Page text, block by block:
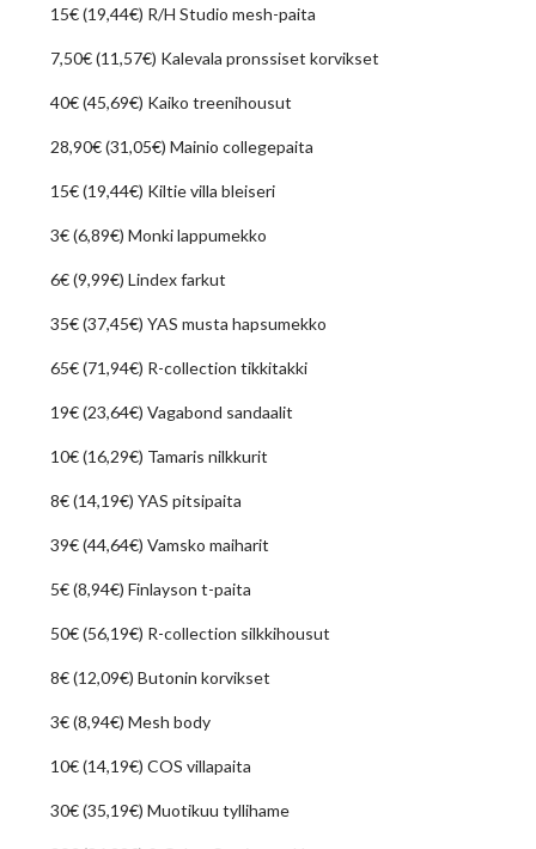
15€ (19,44€) R/H Studio mesh-paita
7,50€ (11,57€) Kalevala pronssiset korvikset
40€ (45,69€) Kaiko treenihousut
28,90€ (31,05€) Mainio collegepaita
15€ (19,44€) Kiltie villa bleiseri
3€ (6,89€) Monki lappumekko
6€ (9,99€) Lindex farkut
35€ (37,45€) YAS musta hapsumekko
65€ (71,94€) R-collection tikkitakki
19€ (23,64€) Vagabond sandaalit
10€ (16,29€) Tamaris nilkkurit
8€ (14,19€) YAS pitsipaita
39€ (44,64€) Vamsko maiharit
5€ (8,94€) Finlayson t-paita
50€ (56,19€) R-collection silkkihousut
8€ (12,09€) Butonin korvikset
3€ (8,94€) Mesh body
10€ (14,19€) COS villapaita
30€ (35,19€) Muotikuu tyllihame